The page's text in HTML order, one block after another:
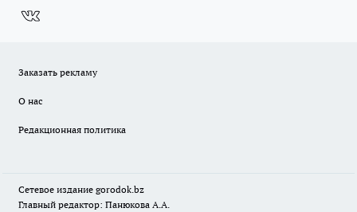
Заказать рекламу
О нас
Редакционная политика
Сетевое издание gorodok.bz
Главный редактор: Панюкова А.А.